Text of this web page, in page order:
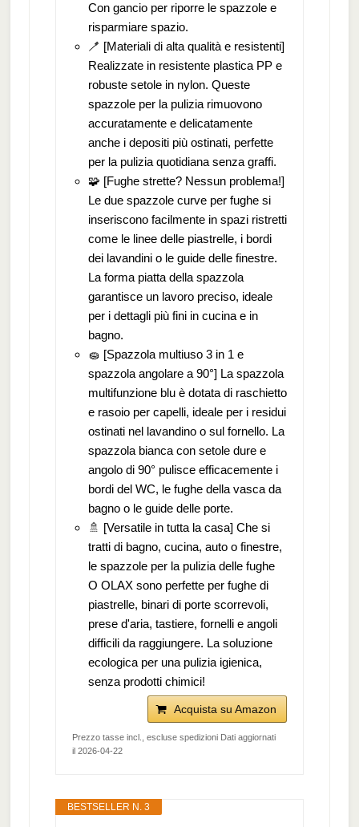
Con gancio per riporre le spazzole e
risparmiare spazio.
🪥 [Materiali di alta qualità e resistenti]
Realizzate in resistente plastica PP e
robuste setole in nylon. Queste
spazzole per la pulizia rimuovono
accuratamente e delicatamente
anche i depositi più ostinati, perfette
per la pulizia quotidiana senza graffi.
🧩 [Fughe strette? Nessun problema!]
Le due spazzole curve per fughe si
inseriscono facilmente in spazi ristretti
come le linee delle piastrelle, i bordi
dei lavandini o le guide delle finestre.
La forma piatta della spazzola
garantisce un lavoro preciso, ideale
per i dettagli più fini in cucina e in
bagno.
🧽 [Spazzola multiuso 3 in 1 e
spazzola angolare a 90°] La spazzola
multifunzione blu è dotata di raschietto
e rasoio per capelli, ideale per i residui
ostinati nel lavandino o sul fornello. La
spazzola bianca con setole dure e
angolo di 90° pulisce efficacemente i
bordi del WC, le fughe della vasca da
bagno o le guide delle porte.
🚿 [Versatile in tutta la casa] Che si
tratti di bagno, cucina, auto o finestre,
le spazzole per la pulizia delle fughe
O OLAX sono perfette per fughe di
piastrelle, binari di porte scorrevoli,
prese d'aria, tastiere, fornelli e angoli
difficili da raggiungere. La soluzione
ecologica per una pulizia igienica,
senza prodotti chimici!
Acquista su Amazon
Prezzo tasse incl., escluse spedizioni Dati aggiornati
il 2026-04-22
BESTSELLER N. 3